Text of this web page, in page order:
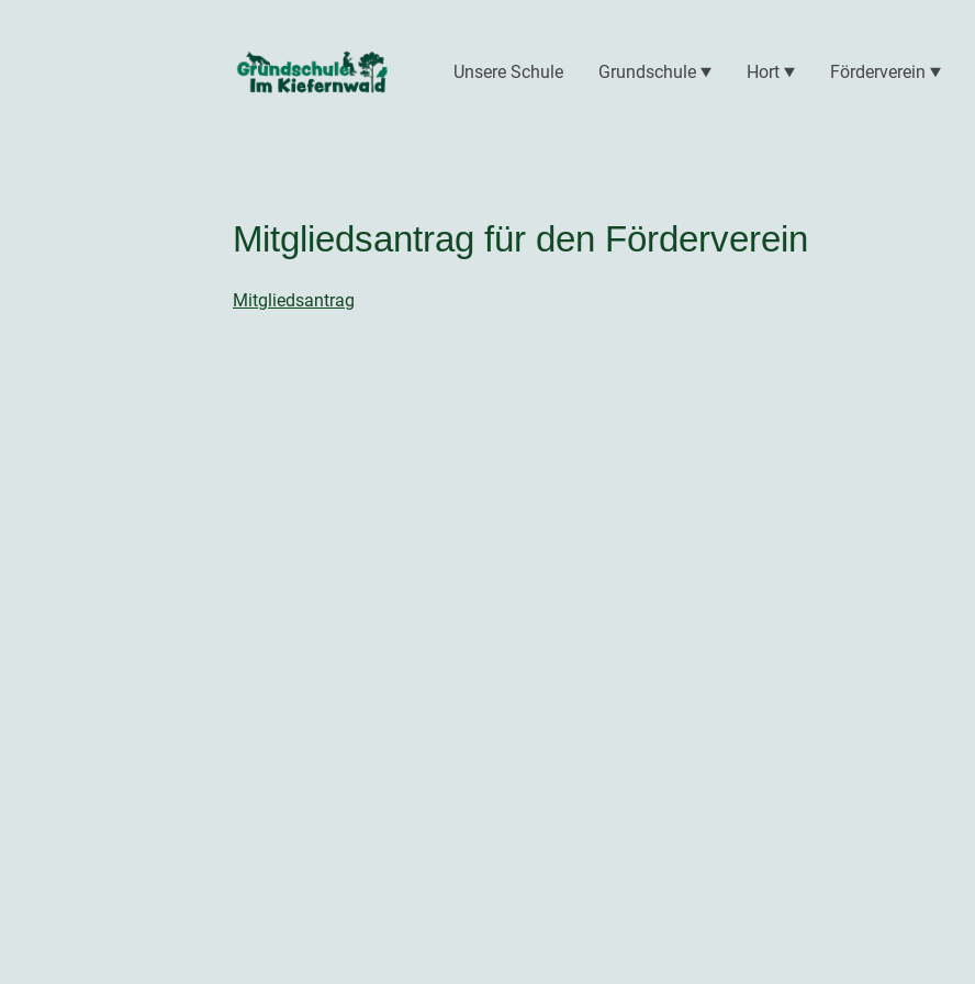
Unsere Schule Grundschule Hort Förderverein
Mitgliedsantrag für den Förderverein
Mitgliedsantrag